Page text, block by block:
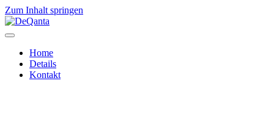
Zum Inhalt springen
Navigation
Home
Details
Kontakt